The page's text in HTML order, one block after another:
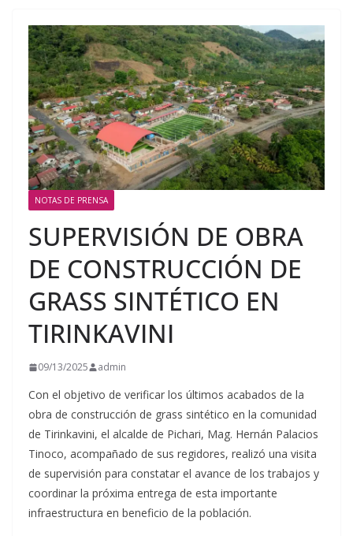
NOTAS DE PRENSA
SUPERVISIÓN DE OBRA
DE CONSTRUCCIÓN DE
GRASS SINTÉTICO EN
TIRINKAVINI
09/13/2025 admin
Con el objetivo de verificar los últimos acabados de la
obra de construcción de grass sintético en la comunidad
de Tirinkavini, el alcalde de Pichari, Mag. Hernán Palacios
Tinoco, acompañado de sus regidores, realizó una visita
de supervisión para constatar el avance de los trabajos y
coordinar la próxima entrega de esta importante
infraestructura en beneficio de la población.